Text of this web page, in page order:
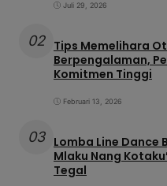
Juli 29, 2026
02 Tips Memelihara
Berpengalaman,
Komitmen Tinggi
Februari 13, 2026
03 Lomba Line Dance
Mlaku Nang
Tegal